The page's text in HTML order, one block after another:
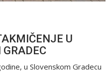
U
u Slovenskom Gradecu